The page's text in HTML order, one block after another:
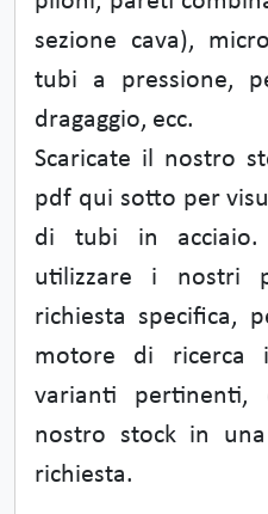
sezione cava),
tubi a pressione,
dragaggio, ecc.
Scaricate il nostro
pdf qui sotto per
di tubi in acciaio.
utilizzare i nostri
richiesta specifica,
motore di ricerca
varianti
nostro stock in
richiesta.